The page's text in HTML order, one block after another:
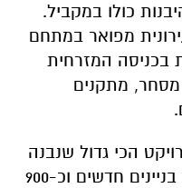
כולו במקביל.
מפואר במתחם
בכניסה המזרחית
מסחר, מתקנים
הכי גדול שנבנה
בה, ״הגנים התלויים״, עם 15 בניינים חדשים וכ-900